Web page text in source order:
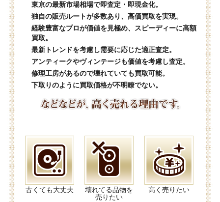
東京の最新市場相場で即査定・即現金化。
独自の販売ルートが多数あり、高価買取を実現。
経験豊富なプロが価値を見極め、スピーディーに高額
買取。
最新トレンドを考慮し需要に応じた適正査定。
アンティークやヴィンテージも価値を考慮し査定。
修理工房があるので壊れていても買取可能。
下取りのように買取価格が不明瞭でない。
古くても大丈夫
壊れてる品物を
売りたい
高く売りたい